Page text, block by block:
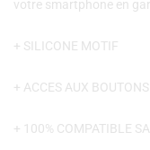
votre smartphone en
+ SILICONE MOTIF
+ ACCES AUX BOUTONS
+ 100% COMPATIBLE